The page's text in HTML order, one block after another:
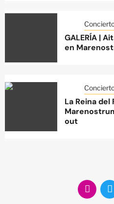
GALERÍA |
en
La Reina
out